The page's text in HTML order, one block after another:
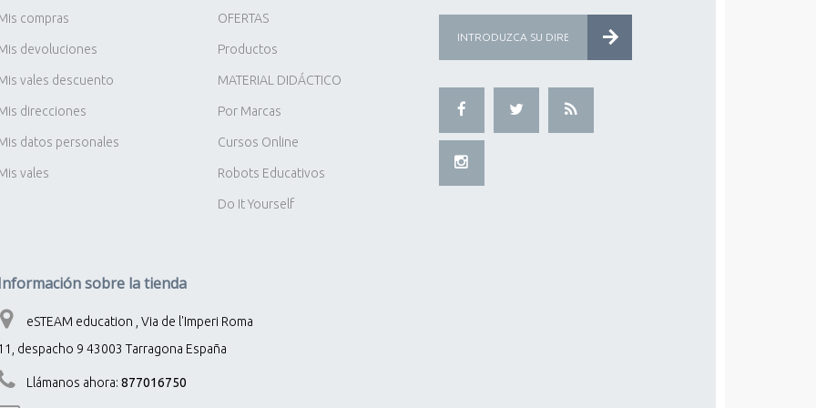
compras
devoluciones
vales descuento
direcciones
datos personales
vales
OFERTAS
Productos
MATERIAL DIDÁCTICO
Por Marcas
Cursos Online
Robots Educativos
Do It Yourself
sobre la tienda
eSTEAM education , Via de l'Imperi Roma
despacho 9 43003 Tarragona España
Llámanos ahora: 877016750